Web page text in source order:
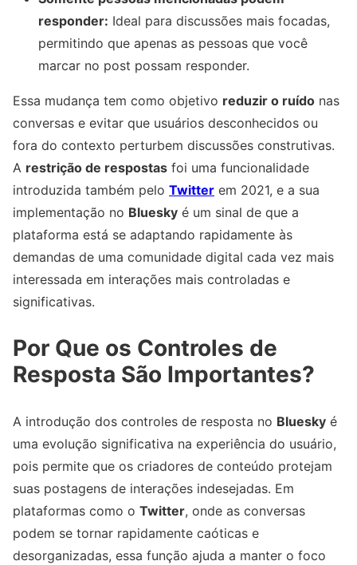
responder: Ideal para discussões mais focadas,
permitindo que apenas as pessoas que você
marcar no post possam responder.
Essa mudança tem como objetivo reduzir o ruído nas
conversas e evitar que usuários desconhecidos ou
fora do contexto perturbem discussões construtivas.
A restrição de respostas foi uma funcionalidade
introduzida também pelo Twitter em 2021, e a sua
implementação no Bluesky é um sinal de que a
plataforma está se adaptando rapidamente às
demandas de uma comunidade digital cada vez mais
interessada em interações mais controladas e
significativas.
Por Que os Controles de
Resposta São Importantes?
A introdução dos controles de resposta no Bluesky é
uma evolução significativa na experiência do usuário,
pois permite que os criadores de conteúdo protejam
suas postagens de interações indesejadas. Em
plataformas como o Twitter, onde as conversas
podem se tornar rapidamente caóticas e
desorganizadas, essa função ajuda a manter o foco